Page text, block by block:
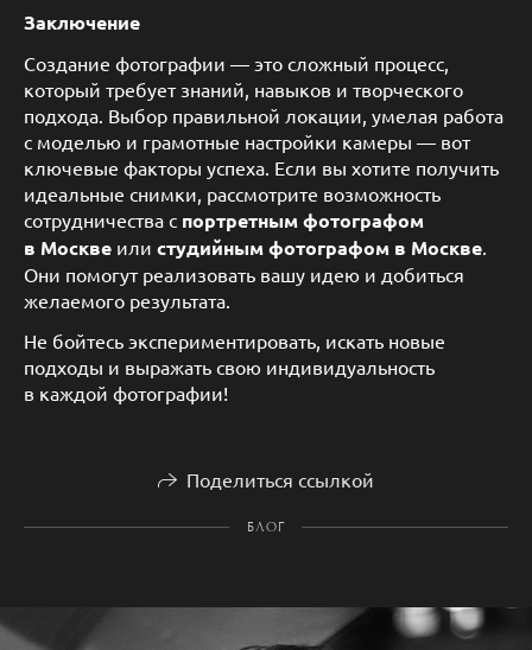
Заключение
Создание фотографии — это сложный процесс,
который требует знаний, навыков и творческого
подхода. Выбор правильной локации, умелая работа
с моделью и грамотные настройки камеры — вот
ключевые факторы успеха. Если вы хотите получить
идеальные снимки, рассмотрите возможность
сотрудничества с портретным фотографом
в Москве или студийным фотографом в Москве
Они помогут реализовать вашу идею и добиться
желаемого результата.
Не бойтесь экспериментировать, искать новые
подходы и выражать свою индивидуальность
в каждой фотографии!
Поделиться ссылкой
БЛОГ